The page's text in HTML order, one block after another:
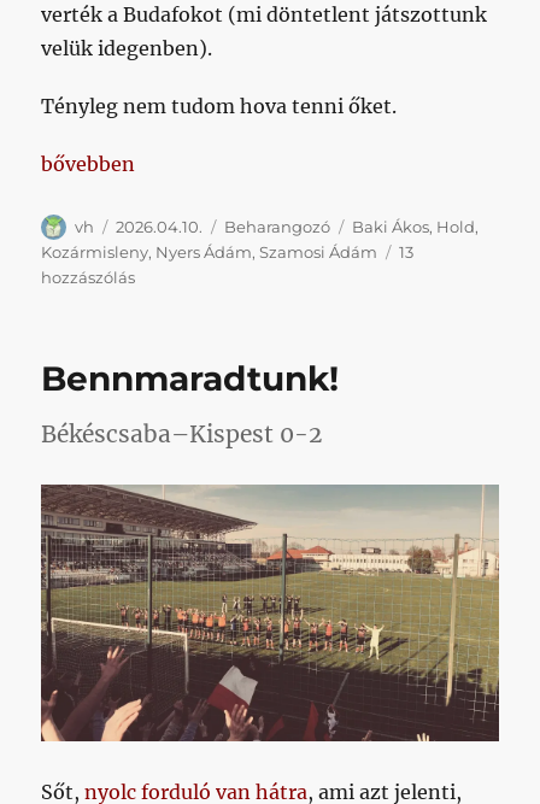
verték a Budafokot (mi döntetlent játszottunk
velük idegenben).
Tényleg nem tudom hova tenni őket.
„Miközben az emberiség újra a Hold közelében
bővebben
Szerző
vh Közzétéve
2026.04.10. Kategória
Beharangozó Címke
Baki Ákos, Hold,
Kozármisleny, Nyers Ádám,Szamosi Ádám
13
hozzászólásMiközben
a
közelében
Kispest
nagyon
közel
kerülhet
az
NB
I-
című
bejegyzéshez
Bennmaradtunk!
Békéscsaba–Kispest 0-2
Sőt,nyolc forduló van hátra, ami azt jelenti,